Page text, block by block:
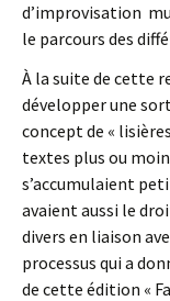
d’improvisation
le parcours des
À la suite de cette
développer une
concept de «
textes plus ou
s’accumulaient
avaient aussi le
divers en liaison
processus qui a
de cette édition «